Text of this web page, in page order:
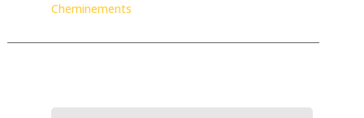
Cheminements